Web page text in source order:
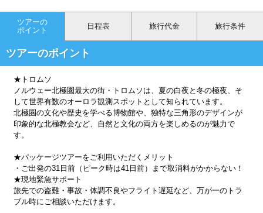
ツアーの
ポイント
日程表 旅行代金 旅行条件
ツアーのポイント
★トロムソ
ノルウェー北極圏最大の街・トロムソは、夏の白夜と冬の極夜、そ
して世界有数のオーロラ観測スポットとして知られています。
北極圏の文化や歴史を学べる博物館や、独特な三角形のデザインが
印象的な北極教会など、自然と文化の両方を楽しめるのが魅力で
す。
★パッケージツアーをご利用いただくメリット
・ご出発の31日前（ピーク時は41日前）まで取消料がかからない！
★現地緊急サポート
旅先での盗難・事故・体調不良やフライト遅延など、万が一のトラ
ブル時にご相談いただけます。